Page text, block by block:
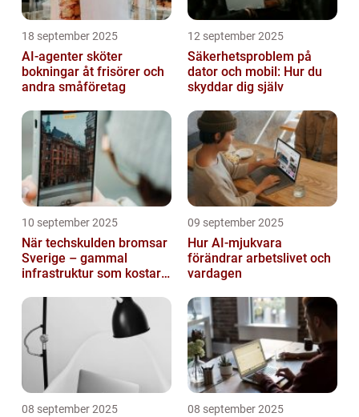
18 september 2025
AI-agenter sköter
bokningar åt frisörer och
andra småföretag
12 september 2025
Säkerhetsproblem på
dator och mobil: Hur du
skyddar dig själv
10 september 2025
När techskulden bromsar
Sverige – gammal
infrastruktur som kostar
09 september 2025
Hur AI-mjukvara
förändrar arbetslivet och
vardagen
08 september 2025 08 september 2025